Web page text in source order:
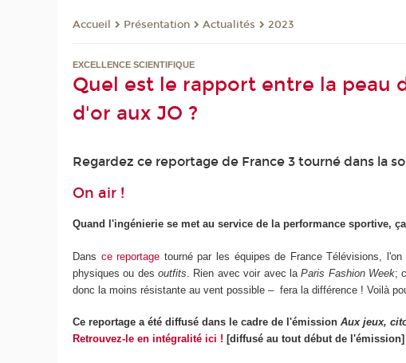
Accueil Présentation Actualités 2023
EXCELLENCE SCIENTIFIQUE
Quel est le rapport entre la peau
d'or aux JO ?
Regardez ce reportage de France 3 tourné dans la
On air !
Quand l'ingénierie se met au service de la performance sportive,
Dans ce reportage tourné par les équipes de France Télévisions,
physiques ou desoutfits . Rien avec voir avec laParis Fashion Week;
donc la moins résistante au vent possible – fera la différence ! Voilà
Ce reportage a été diffusé dans le cadre de l'émissionAux jeux,
Retrouvez-le en intégralité ici ! [diffusé au tout début de l'émission]